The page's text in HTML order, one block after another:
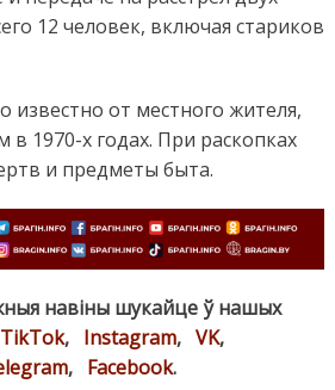
12 человек, включая стариков
известно от местного жителя,
в 1970-х годах. При раскопках
и предметы быта.
навіны шукайце ў нашых
TikTok, Instagram, VK,
, Facebook.